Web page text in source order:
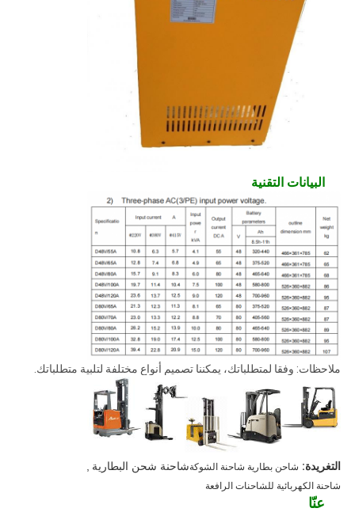
البيانات التقنية
ملاحظات: وفقا لمتطلباتك، يمكننا تصميم أنواع مختلفة لتلبية متطلباتك.
التغريدة: شاحن بطارية شاحنة الشوكةشاحنة شحن البطارية
شاحنة الكهربائية للشاحنات الرافعة
عنّا